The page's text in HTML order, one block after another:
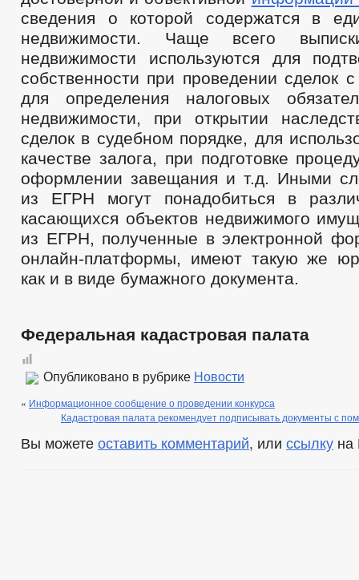
сведения о которой содержатся в
недвижимости. Чаще всего
недвижимости используются для
собственности при проведении сделок
для определения налоговых
недвижимости, при открытии
сделок в судебном порядке, для
качестве залога, при подготовке
оформлении завещания и т.д. Иными
из ЕГРН могут понадобиться в
касающихся объектов недвижимого
из ЕГРН, полученные в электронной
онлайн-платформы, имеют такую же
как и в виде бумажного документа.
Федеральная кадастровая палата
Опубликовано в рубрике Новости
« Информационное сообщение о проведении конкурса
Кадастровая палата рекомендует подписывать документы с
Вы можете оставить комментарий, или ссылку на